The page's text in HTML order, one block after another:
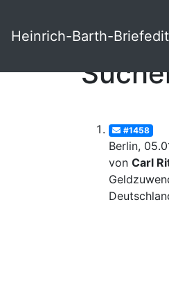
Heinrich-Barth-
#1458
Berlin,
von Carl